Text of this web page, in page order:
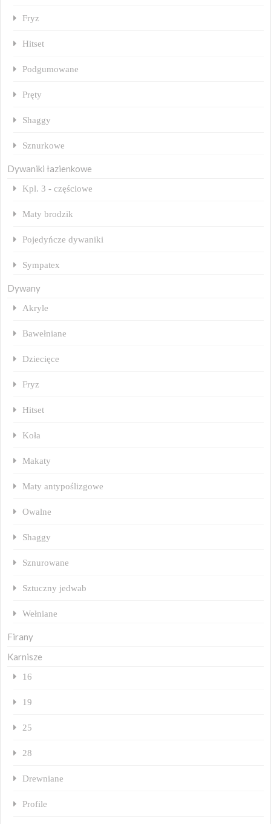
Fryz
Hitset
Podgumowane
Pręty
Shaggy
Sznurkowe
Dywaniki łazienkowe
Kpl. 3 - częściowe
Maty brodzik
Pojedyńcze dywaniki
Sympatex
Dywany
Akryle
Bawełniane
Dziecięce
Fryz
Hitset
Koła
Makaty
Maty antypoślizgowe
Owalne
Shaggy
Sznurowane
Sztuczny jedwab
Wełniane
Firany
Karnisze
16
19
25
28
Drewniane
Profile